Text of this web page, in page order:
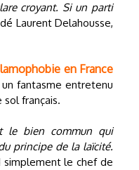
croyant. Si un parti
Laurent Delahousse,
en France
fantasme entretenu
français.
le bien commun qui
principe de la laïcité.
simplement le chef de